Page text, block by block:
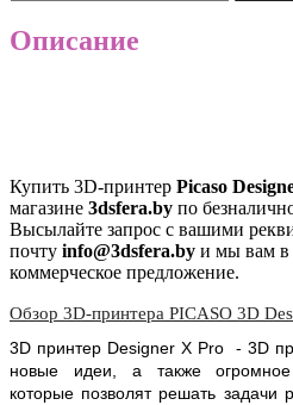
Описание
Купить 3D-принтер Picaso
магазине 3dsfera.by по
Высылайте запрос с вашими
почту info@3dsfera.by и мы вам в
коммерческое предложение.
Обзор 3D-принтера PICASO 3D
3D принтер Designer X Pro - 3D
новые идеи, а также огромное
которые позволят решать задачи